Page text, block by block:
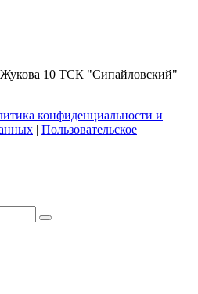
10 ТСК "Сипайловский"
конфиденциальности и
| Пользовательское